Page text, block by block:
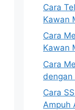
Cara
Kawan
Cara
Kawan
Cara
dengan
Cara
Ampuh